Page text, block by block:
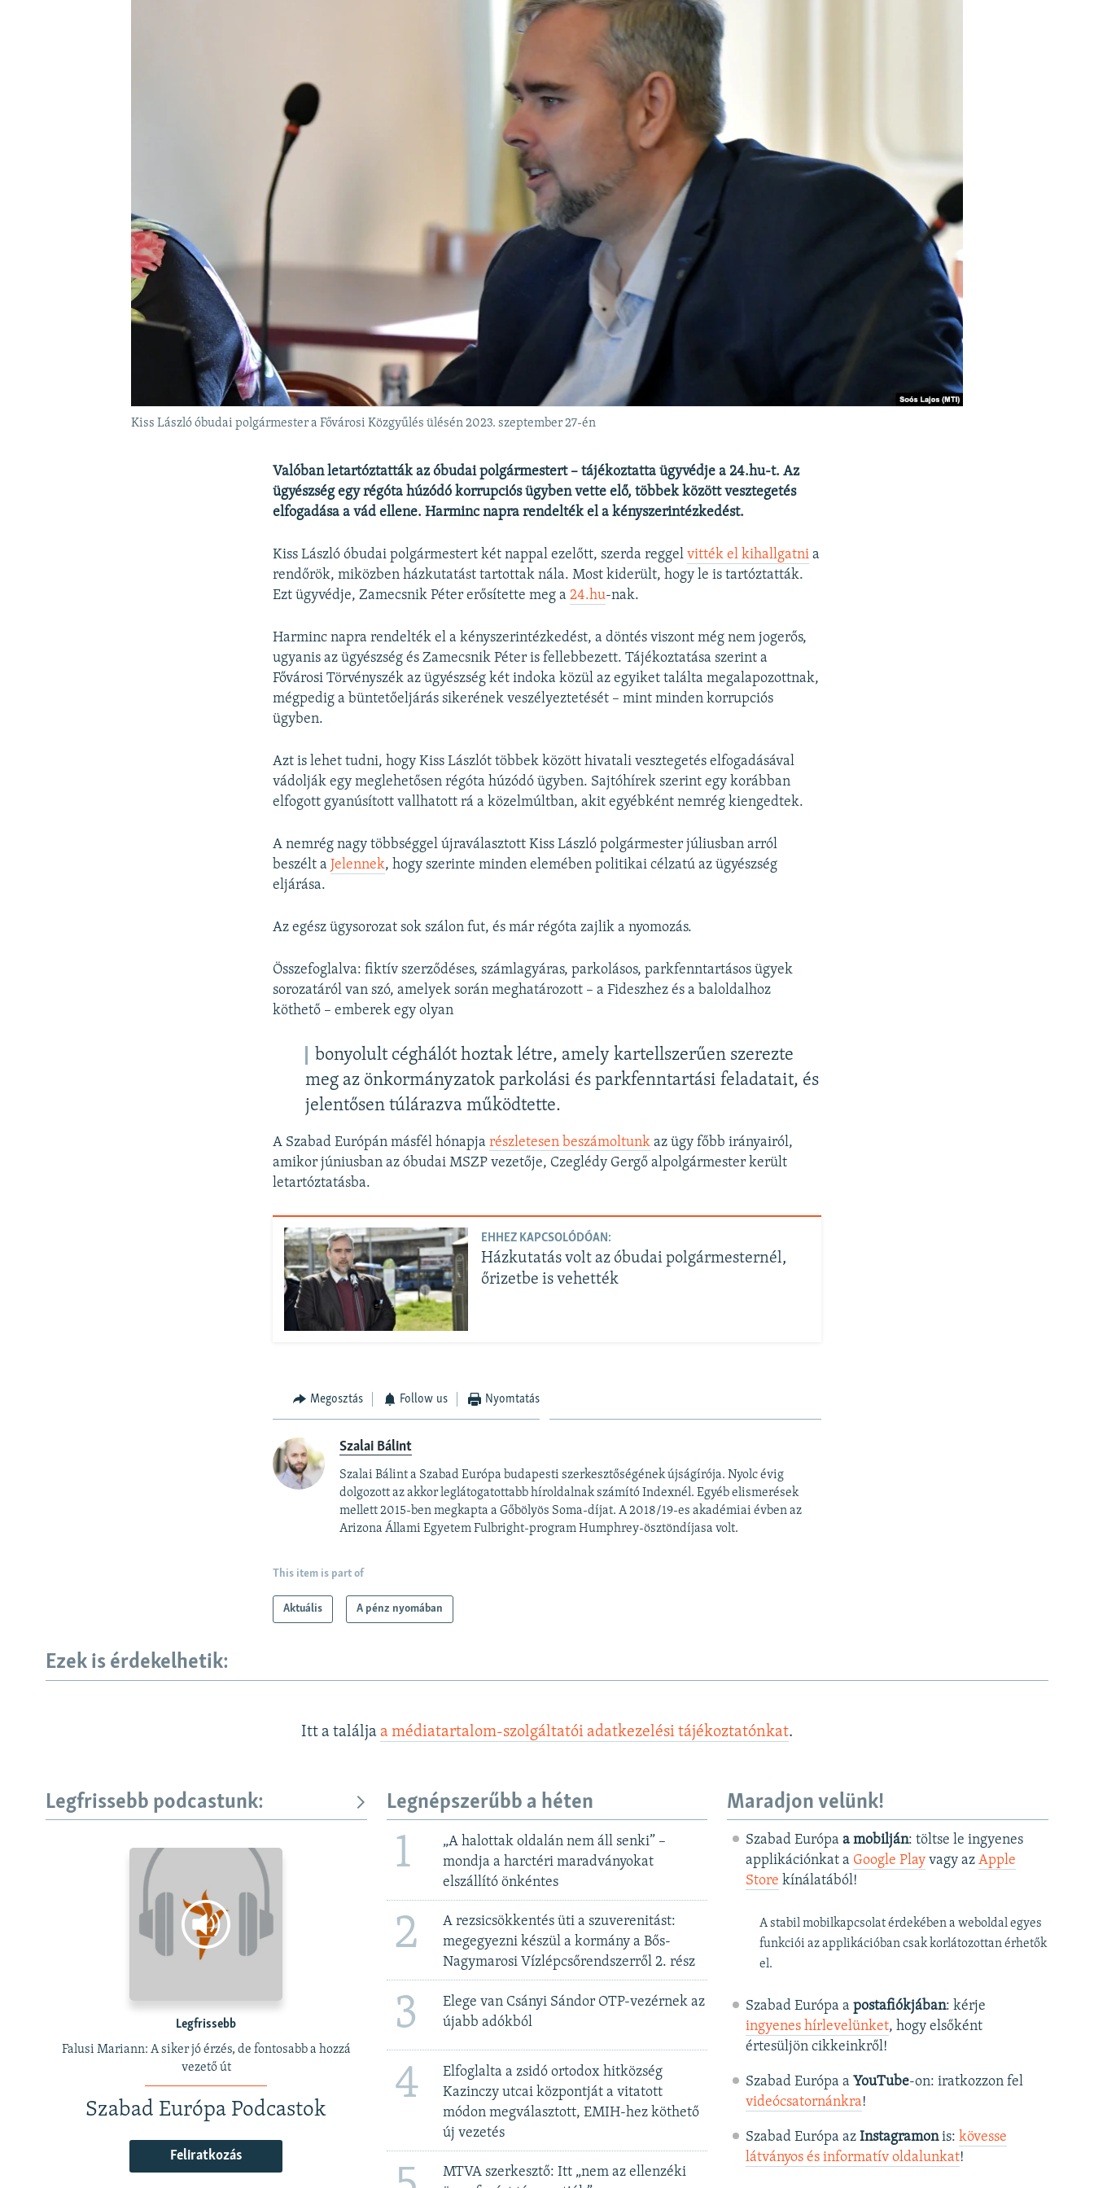
Kiss László óbudai polgármester a Fővárosi Közgyűlés ülésén 2023. szeptember 27-én
Valóban letartóztatták az óbudai polgármestert – tájékoztatta ügyvédje a 24.hu-t. Az
ügyészség egy régóta húzódó korrupciós ügyben vette elő, többek között vesztegetés
elfogadása a vád ellene. Harminc napra rendelték el a kényszerintézkedést.
Kiss László óbudai polgármestert két nappal ezelőtt, szerda reggelvitték el kihallgatni a
rendőrök, miközben házkutatást tartottak nála. Most kiderült, hogy le is tartóztatták.
Ezt ügyvédje, Zamecsnik Péter erősítette meg a24.hu-nak.
Harminc napra rendelték el a kényszerintézkedést, a döntés viszont még nem jogerős,
ugyanis az ügyészség és Zamecsnik Péter is fellebbezett. Tájékoztatása szerint a
Fővárosi Törvényszék az ügyészség két indoka közül az egyiket találta megalapozottnak,
mégpedig a büntetőeljárás sikerének veszélyeztetését – mint minden korrupciós
ügyben.
Azt is lehet tudni, hogy Kiss Lászlót többek között hivatali vesztegetés elfogadásával
vádolják egy meglehetősen régóta húzódó ügyben. Sajtóhírek szerint egy korábban
elfogott gyanúsított vallhatott rá a közelmúltban, akit egyébként nemrég kiengedtek.
A nemrég nagy többséggel újraválasztott Kiss László polgármester júliusban arról
beszélt aJelennek, hogy szerinte minden elemében politikai célzatú az ügyészség
eljárása.
Az egész ügysorozat sok szálon fut, és már régóta zajlik a nyomozás.
Összefoglalva: fiktív szerződéses, számlagyáras, parkolásos, parkfenntartásos ügyek
sorozatáról van szó, amelyek során meghatározott – a Fideszhez és a baloldalhoz
köthető – emberek egy olyan
bonyolult céghálót hoztak létre, amely kartellszerűen szerezte
meg az önkormányzatok parkolási és parkfenntartási feladatait, és
jelentősen túlárazva működtette.
A Szabad Európán másfél hónapjarészletesen beszámoltunk az ügy főbb irányairól,
amikor júniusban az óbudai MSZP vezetője, Czeglédy Gergő alpolgármester került
letartóztatásba.
EHHEZ KAPCSOLÓDÓAN:
Házkutatás volt az óbudai polgármesternél,
őrizetbe is vehették
Megosztás Follow us Nyomtatás
Szalai Bálint
Szalai Bálint a Szabad Európa budapesti szerkesztőségének újságírója. Nyolc évig
dolgozott az akkor leglátogatottabb híroldalnak számító Indexnél. Egyéb elismerések
mellett 2015-ben megkapta a Gőbölyös Soma-díjat. A 2018/19-es akadémiai évben az
Arizona Állami Egyetem Fulbright-program Humphrey-ösztöndíjasa volt.
This item is part of
Aktuális A pénz nyomában
Ezek is érdekelhetik:
Itt a találja a médiatartalom-szolgáltatói adatkezelési tájékoztatónkat.
Legfrissebb podcastunk:
Legfrissebb
Falusi Mariann: A siker jó érzés, de fontosabb a hozzá
vezető út
Szabad Európa Podcastok
Feliratkozás
Legnépszerűbb a héten
1
„A halottak oldalán nem áll senki” –
mondja a harctéri maradványokat
elszállító önkéntes
2
A rezsicsökkentés üti a szuverenitást:
megegyezni készül a kormány a Bős-
Nagymarosi Vízlépcsőrendszerről 2. rész
3
Elege van Csányi Sándor OTP-vezérnek az
újabb adókból
4
Elfoglalta a zsidó ortodox hitközség
Kazinczy utcai központját a vitatott
módon megválasztott, EMIH-hez köthető
új vezetés
MTVA szerkesztő: Itt „nem az ellenzéki
Maradjon velünk!
Szabad Európa a mobilján: töltse le ingyenes
applikációnkat a Google Playvagy az Apple
Store kínálatából!
A stabil mobilkapcsolat érdekében a weboldal egyes
funkciói az applikációban csak korlátozottan érhetők
el.
Szabad Európa a postafiókjában: kérje
ingyenes hírlevelünket, hogy elsőként
értesüljön cikkeinkről!
Szabad Európa a YouTube-on: iratkozzon fel
videócsatornánkra!
Szabad Európa az Instagramonis: kövesse
látványos és informatív oldalunkat! ​